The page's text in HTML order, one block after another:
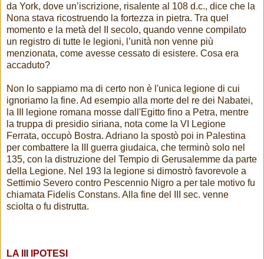
da York, dove un’iscrizione, risalente al 108 d.c., dice che la
Nona stava ricostruendo la fortezza in pietra. Tra quel
momento e la metà del II secolo, quando venne compilato
un registro di tutte le legioni, l’unità non venne più
menzionata, come avesse cessato di esistere. Cosa era
accaduto?
Non lo sappiamo ma di certo non è l'unica legione di cui
ignoriamo la fine. Ad esempio alla morte del re dei Nabatei,
la III legione romana mosse dall'Egitto fino a Petra, mentre
la truppa di presidio siriana, nota come la VI Legione
Ferrata, occupò Bostra. Adriano la spostò poi in Palestina
per combattere la III guerra giudaica, che terminò solo nel
135, con la distruzione del Tempio di Gerusalemme da parte
della Legione. Nel 193 la legione si dimostrò favorevole a
Settimio Severo contro Pescennio Nigro a per tale motivo fu
chiamata Fidelis Constans. Alla fine del III sec. venne
sciolta o fu distrutta.
LA III IPOTESI